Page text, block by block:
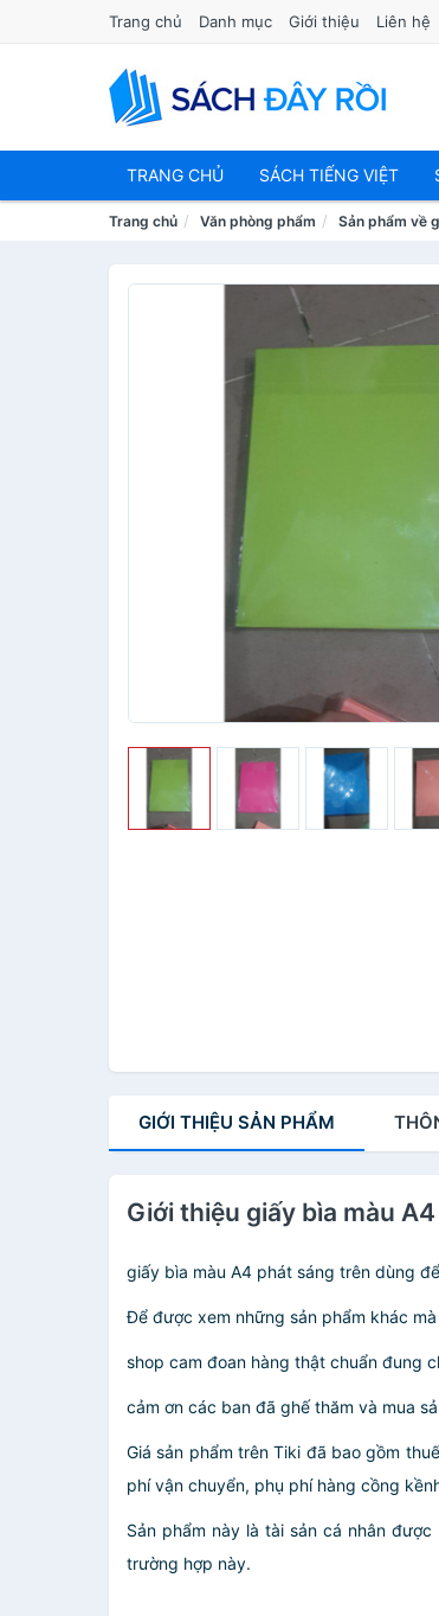
Trang chủ Danh mục Giới thiệu Liên hệ
TRANG CHỦ SÁCH TIẾNG VIỆT
Trang chủ Văn phòng phẩm Sản phẩm về
GIỚI THIỆU SẢN PHẨM
Giới thiệu giấy bìa màu
giấy bìa màu A4 phát sáng trên dùng
Để được xem những sản phẩm khác
shop cam đoan hàng thật chuẩn đung
cảm ơn các ban đã ghế thăm và mua
Giá sản phẩm trên Tiki đã bao gồm
phí vận chuyển, phụ phí hàng cồng
Sản phẩm này là tài sản cá nhân
trường hợp này.